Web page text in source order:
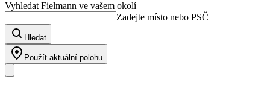
Vyhledat Fielmann ve vašem okolí
Zadejte místo nebo PSČ
Hledat
Použít aktuální polohu